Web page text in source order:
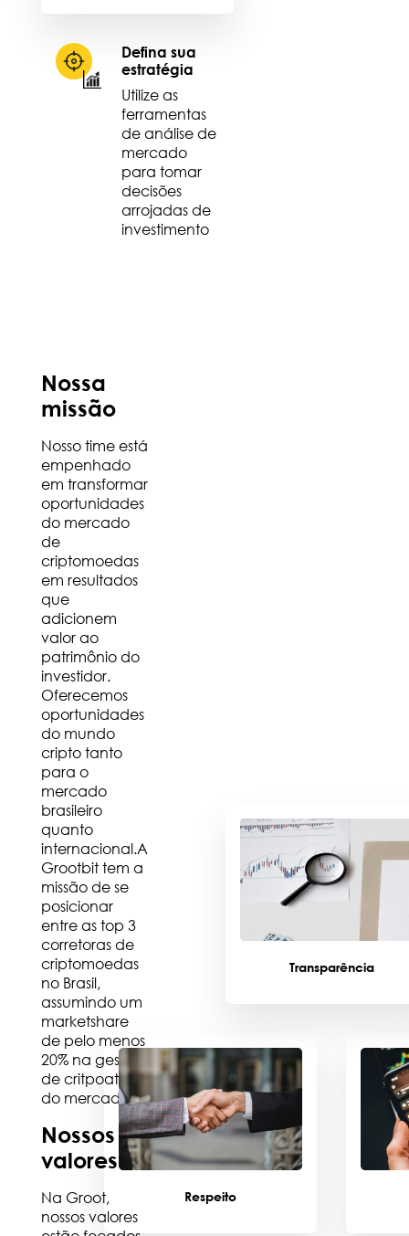
Defina sua
estratégia
Utilize as
ferramentas
de análise de
mercado
para tomar
decisões
arrojadas de
investimento
Nossa
missão
Nosso time está
empenhado
em transformar
oportunidades
do mercado
de
criptomoedas
em resultados
que
adicionem
valor ao
patrimônio do
investidor.
Oferecemos
oportunidades
do mundo
cripto tanto
para o
mercado
brasileiro
quanto
internacional.A
Grootbit tem a
missão de se
posicionar
entre as top 3
corretoras de
criptomoedas
no Brasil,
assumindo um
marketshare
de pelo menos
20% na gestão
de critpoativos
do mercado.
Nossos
valores
Na Groot,
nossos valores
Transparência
Respeito